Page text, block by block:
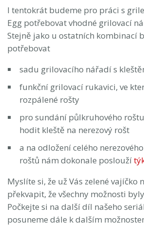
I tentokrát budeme pro práci s
Egg potřebovat vhodné grilovací
Stejně jako u ostatních kombinací
potřebovat
sadu grilovacího nářadí s
funkční grilovací rukavici, ve
rozpálené rošty
pro sundání půlkruhového
hodit kleště na nerezový rošt
a na odložení celého
roštů nám dokonale poslouží
Myslíte si, že už Vás zelené vajíčko
překvapit, že všechny možnosti
Počkejte si na další díl našeho
posuneme dále k dalším